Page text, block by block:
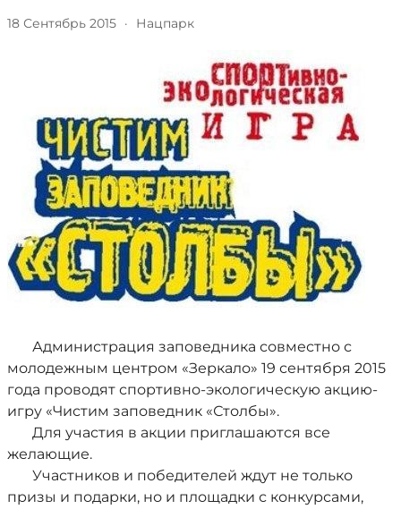
18 Сентябрь 2015 · Нацпарк
Администрация заповедника совместно с
молодежным центром «Зеркало» 19 сентября 2015
года проводят спортивно-экологическую акцию-
игру «Чистим заповедник «Столбы».
Для участия в акции приглашаются все
желающие.
Участников и победителей ждут не только
призы и подарки, но и площадки с конкурсами,